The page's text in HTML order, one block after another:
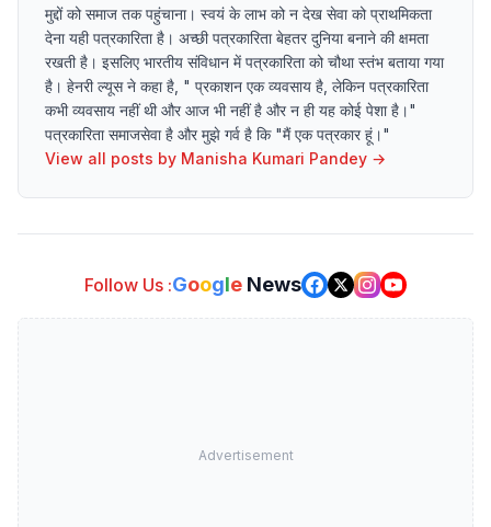
मुद्दों को समाज तक पहुंचाना। स्वयं के लाभ को न देख सेवा को प्राथमिकता
देना यही पत्रकारिता है। अच्छी पत्रकारिता बेहतर दुनिया बनाने की क्षमता
रखती है। इसलिए भारतीय संविधान में पत्रकारिता को चौथा स्तंभ बताया गया
है। हेनरी ल्यूस ने कहा है, " प्रकाशन एक व्यवसाय है, लेकिन पत्रकारिता
कभी व्यवसाय नहीं थी और आज भी नहीं है और न ही यह कोई पेशा है।"
पत्रकारिता समाजसेवा है और मुझे गर्व है कि "मैं एक पत्रकार हूं।"
View all posts by Manisha Kumari Pandey →
Follow Us :Google News
Advertisement